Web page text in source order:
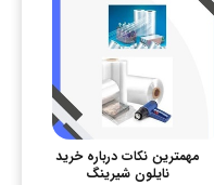
مهمترین نکات درباره خرید
نایلون شیرینگ